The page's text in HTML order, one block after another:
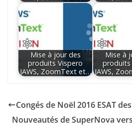
Mise à jour des
produits Vispero
JAWS, ZoomText et…
Mise à
produits
JAWS,
Congés de Noël 2016 ESAT
Nouveautés de SuperNova